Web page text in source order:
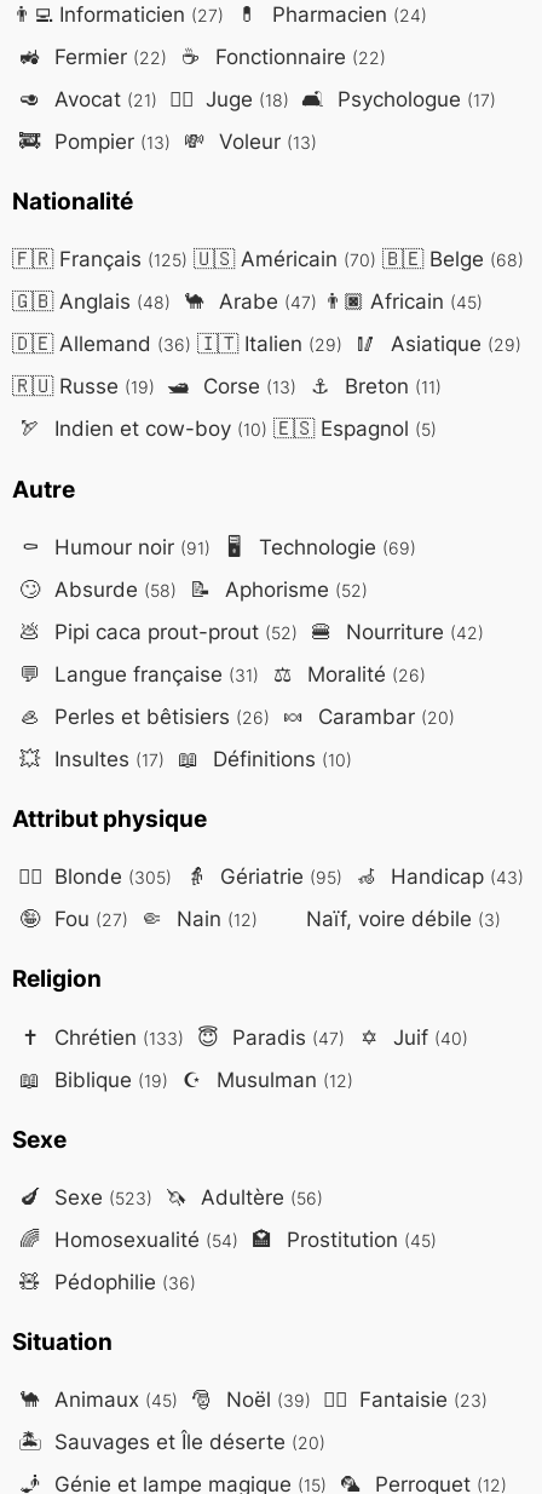
👨‍💻Informaticien (27) 💊 Pharmacien (24)
🚜 Fermier (22) ☕ Fonctionnaire (22)
🥑 Avocat (21) 👨‍⚖️ Juge (18) 🛋️ Psychologue (17)
🚒 Pompier (13) 💸 Voleur (13)
Nationalité
🇫🇷Français (125) 🇺🇸Américain (70) 🇧🇪Belge (68)
🇬🇧Anglais (48) 🐪 Arabe (47) 👨🏿 Africain (45)
🇩🇪Allemand (36) 🇮🇹Italien (29) 🥢 Asiatique (29)
🇷🇺Russe (19) 🛥️ Corse (13) ⚓ Breton (11)
🏹 Indien et cow-boy (10) 🇪🇸Espagnol (5)
Autre
⚰️ Humour noir (91) 🖥️ Technologie (69)
🙄 Absurde (58) 📝 Aphorisme (52)
💩 Pipi caca prout-prout (52) 🍔 Nourriture (42)
💬 Langue française (31) ⚖️ Moralité (26)
🦪 Perles et bêtisiers (26) 🍬 Carambar (20)
💥 Insultes (17) 📖 Définitions (10)
Attribut physique
👱‍♀️ Blonde (305) 👵 Gériatrie (95) 🦽 Handicap (43)
🤪 Fou (27) 🤏 Nain (12) Naïf, voire débile (3)
Religion
✝️ Chrétien (133) 😇 Paradis (47) ✡️ Juif (40)
📖 Biblique (19) ☪️ Musulman (12)
Sexe
🍆 Sexe (523) 🦄 Adultère (56)
🌈 Homosexualité (54) 🏩 Prostitution (45)
🧸 Pédophilie (36)
Situation
🐪 Animaux (45) 🎅 Noël (39) 🧙‍♂️ Fantaisie (23)
🏝️ Sauvages et Île déserte (20)
🧞 Génie et lampe magique (15) 🦜 Perroquet (12)